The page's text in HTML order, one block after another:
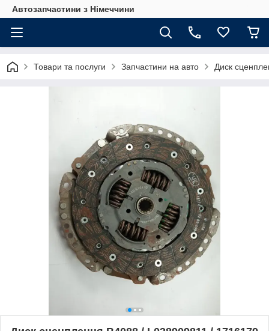
Автозапчастини з Німеччини
Товари та послуги Запчастини на авто Диск